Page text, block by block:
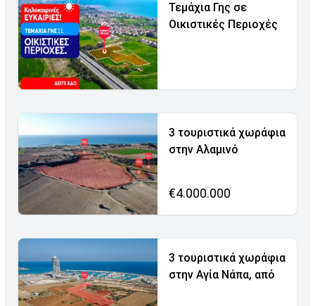
Τεμάχια Γης σε
Οικιστικές Περιοχές
3 τουριστικά χωράφια
στην Αλαμινό
€4.000.000
3 τουριστικά χωράφια
στην Αγία Νάπα, από